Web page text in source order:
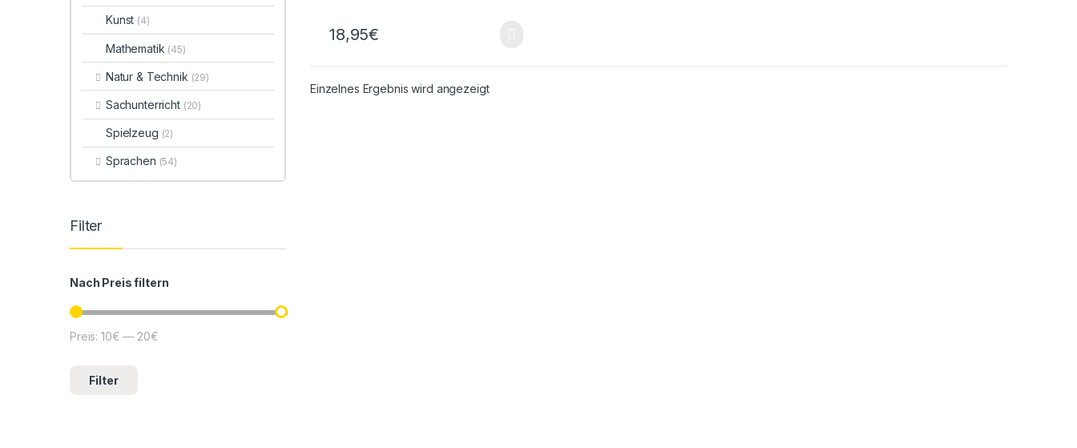
18,95€
Einzelnes Ergebnis wird angezeigt
Kunst (4)
Mathematik (45)
Natur & Technik (29)
Sachunterricht (20)
Spielzeug (2)
Sprachen (54)
Filter
Nach Preis filtern
Min. Preis
Max. Preis
Filter
Preis:10€ — 20€